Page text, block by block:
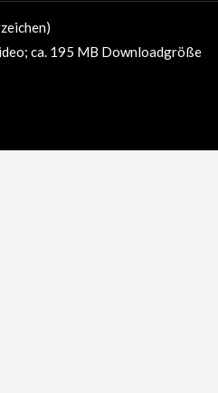
ca. 195 MB Downloadgröße